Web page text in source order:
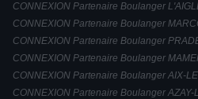
CONNEXION Partenaire Boulanger
CONNEXION Partenaire Boulanger
CONNEXION Partenaire Boulanger
CONNEXION Partenaire Boulanger
CONNEXION Partenaire Boulanger AIX-
CONNEXION Partenaire Boulanger AZAY-